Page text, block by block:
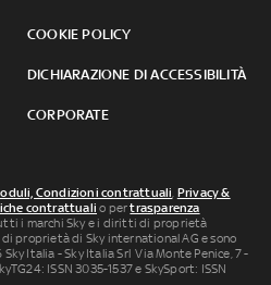
COOKIE POLICY
DICHIARAZIONE DI ACCESSIBILITÀ
CORPORATE
Condizioni contrattuali, Privacy &
contrattuali o pertrasparenza
i marchi Sky e i diritti di proprietà
proprietà di Sky international AG e sono
Italia - Sky Italia Srl Via Monte Penice, 7 -
ISSN 3035-1537 e SkySport: ISSN